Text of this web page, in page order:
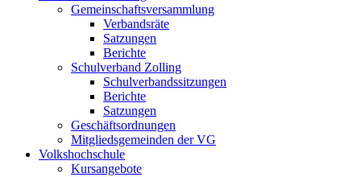
Gemeinschaftsversammlung
Verbandsräte
Satzungen
Berichte
Schulverband Zolling
Schulverbandssitzungen
Berichte
Satzungen
Geschäftsordnungen
Mitgliedsgemeinden der VG
Volkshochschule
Kursangebote